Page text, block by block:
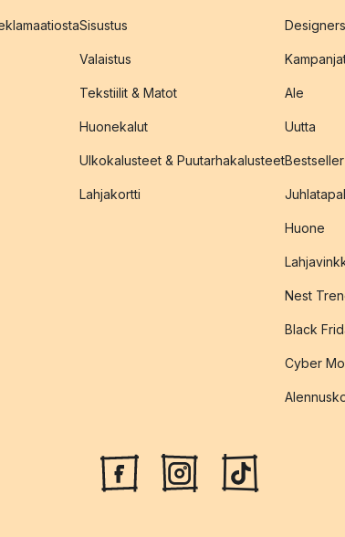
Sisustus
Valaistus
Tekstiilit & Matot
Huonekalut
Ulkokalusteet & Puutarhakalusteet
Lahjakortti
Designers
Ale
Uutta
Bestseller
Huone
Nest
Black
Cyber